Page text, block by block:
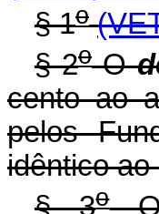
§ 1o
§ 2oO
cento ao
pelos
idêntico
§ 3o